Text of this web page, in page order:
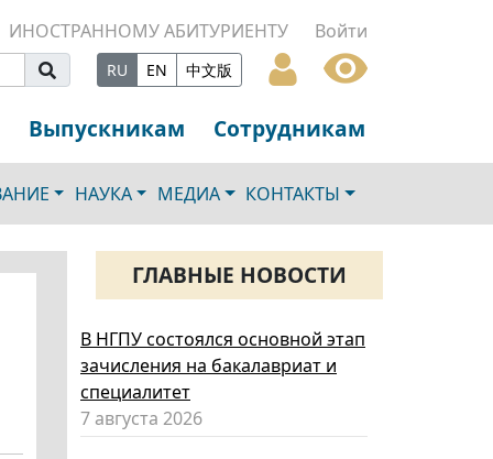
ИНОСТРАННОМУ АБИТУРИЕНТУ Войти
RU EN 中文版
Выпускникам Сотрудникам
НАУКА МЕДИА КОНТАКТЫ
ГЛАВНЫЕ НОВОСТИ
В НГПУ состоялся основной этап
зачисления на бакалавриат и
специалитет
7 августа 2026